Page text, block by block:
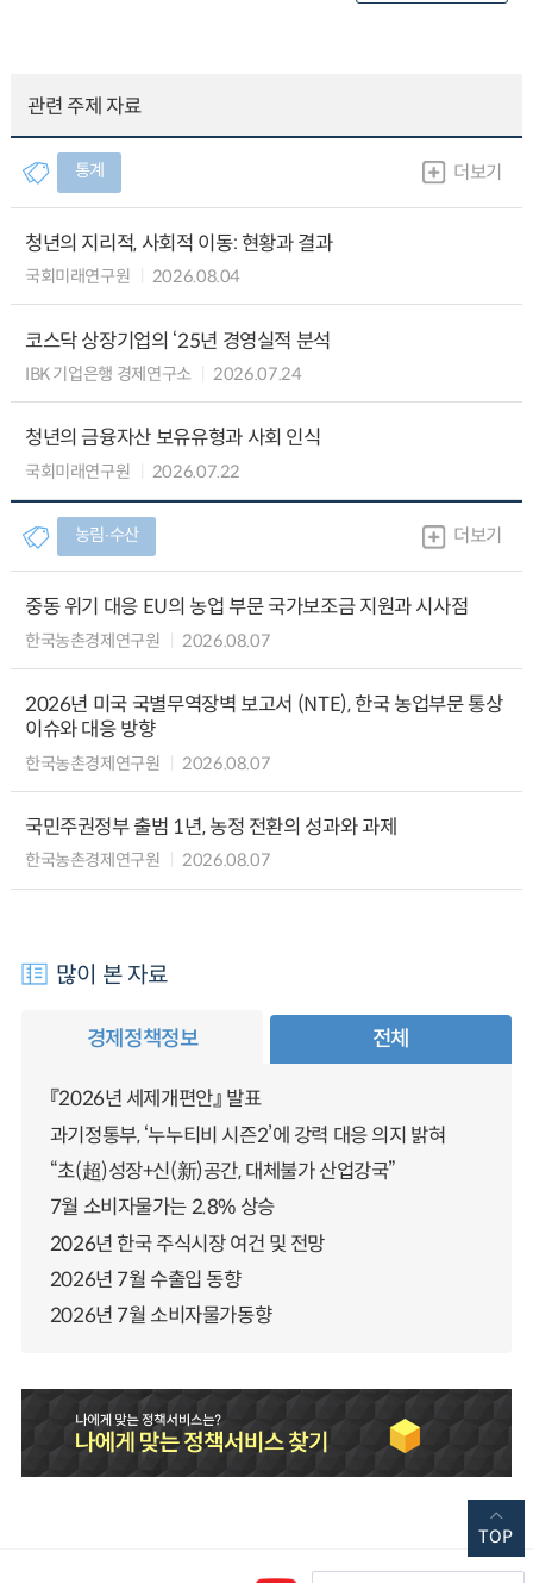
관련 주제 자료
통계 더보기
청년의 지리적, 사회적 이동: 현황과 결과
국회미래연구원 2026.08.04
코스닥 상장기업의 ‘25년 경영실적 분석
IBK 기업은행 경제연구소 2026.07.24
청년의 금융자산 보유유형과 사회 인식
국회미래연구원 2026.07.22
농림∙수산 더보기
중동 위기 대응 EU의 농업 부문 국가보조금 지원과 시사점
한국농촌경제연구원 2026.08.07
2026년 미국 국별무역장벽 보고서 (NTE), 한국 농업부문 통상
이슈와 대응 방향
한국농촌경제연구원 2026.08.07
국민주권정부 출범 1년, 농정 전환의 성과와 과제
한국농촌경제연구원 2026.08.07
많이 본 자료
경제정책정보 전체
『2026년 세제개편안』 발표
과기정통부, ‘누누티비 시즌2’에 강력 대응 의지 밝혀
“초(超)성장+신(新)공간, 대체불가 산업강국”
7월 소비자물가는 2.8% 상승
2026년 한국 주식시장 여건 및 전망
2026년 7월 수출입 동향
2026년 7월 소비자물가동향
TOP